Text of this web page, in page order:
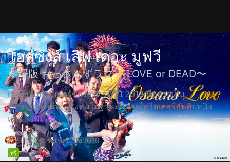
โอสซังส์ เลิฟ เดอะ มูฟวี
劇場版 おっさんずラブ 〜LOVE or DEAD〜
เวอร์ชั่นภาพยนตร์ของละครทีวีปี 2018 ที่กลายเป็น
ปรากฏการณ์ทางสังคมในฐานะเทรนด์ทวิตเตอร์อันดับหนึ่ง
และ... เพิ่มเติม
1h53mประเทศญี่ปุ่น2019
ฟรี